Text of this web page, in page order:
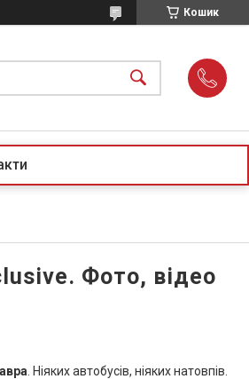
Кошик
Фото, відео
. Ніяких автобусів, ніяких натовпів.